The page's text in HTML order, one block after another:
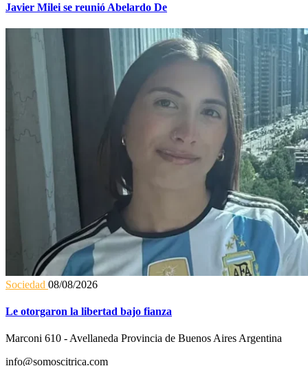
Javier Milei se reunió Abelardo De
Sociedad 08/08/2026
Le otorgaron la libertad bajo fianza
Marconi 610 - Avellaneda Provincia de Buenos Aires Argentina
info@somoscitrica.com